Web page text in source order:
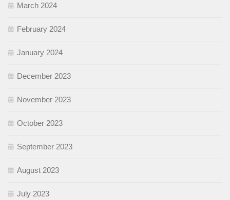
March 2024
February 2024
January 2024
December 2023
November 2023
October 2023
September 2023
August 2023
July 2023